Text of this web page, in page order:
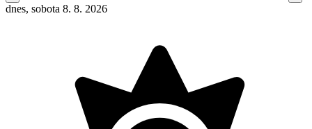
dnes, sobota 8. 8. 2026